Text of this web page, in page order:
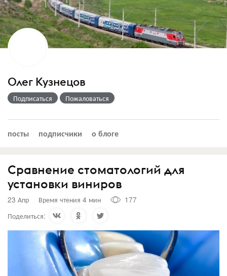
Олег Кузнецов
Подписаться Пожаловаться
посты подписчики о блоге
Сравнение стоматологий для
установки виниров
23 Апр Время чтения 4 мин
177
Поделиться: